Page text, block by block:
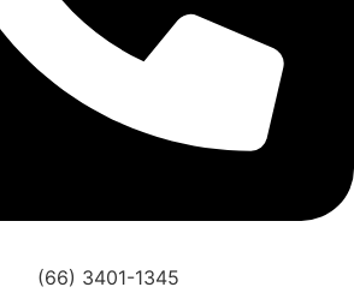
(66) 3401-1345